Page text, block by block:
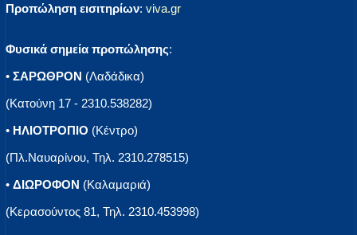
Προπώληση εισιτηρίων: viva.gr
Φυσικά σημεία προπώλησης:
• ΣΑΡΩΘΡΟΝ (Λαδάδικα)
(Κατούνη 17 - 2310.538282)
• ΗΛΙΟΤΡΟΠΙΟ (Κέντρο)
(Πλ.Ναυαρίνου, Τηλ. 2310.278515)
• ΔΙΩΡΟΦΟΝ (Καλαμαριά)
(Κερασούντος 81, Τηλ. 2310.453998)